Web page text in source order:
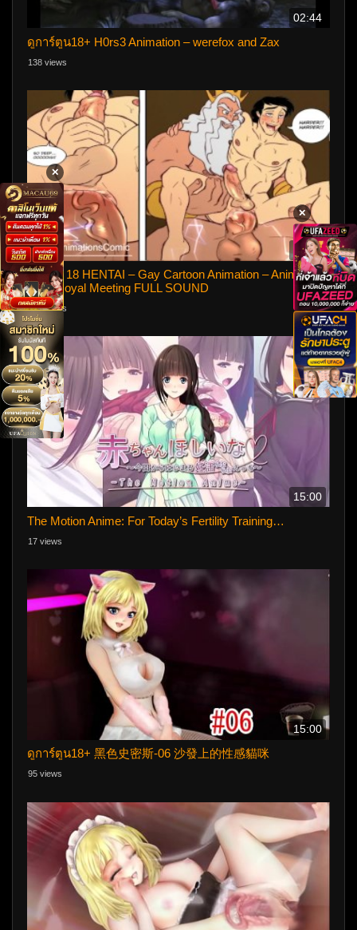
02:44
ดูการ์ตูน18+ H0rs3 Animation – werefox and Zax
138 views
10:03
การ์ตูน 18 HENTAI – Gay Cartoon Animation – Anime Yaoi
Hard Royal Meeting FULL SOUND
446 views
15:00
The Motion Anime: For Today’s Fertility Training…
17 views
15:00
ดูการ์ตูน18+ 黑色史密斯-06 沙發上的性感貓咪
95 views
✕
✕